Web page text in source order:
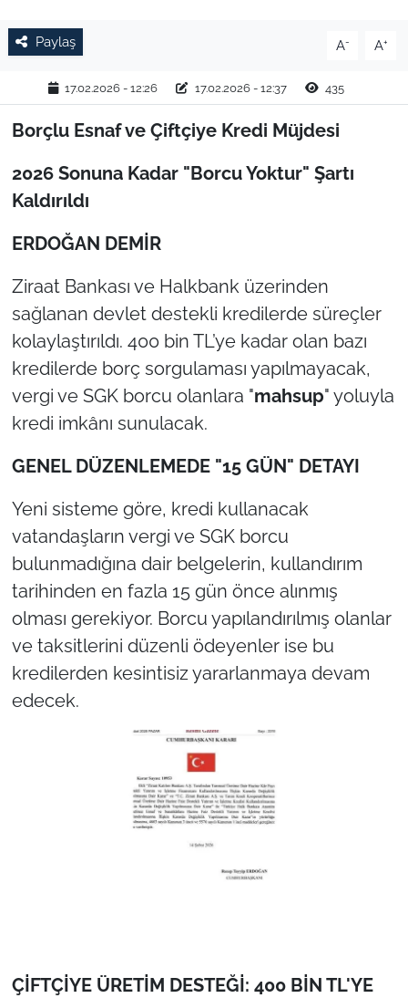
Paylaş A- A+
17.02.2026 - 12:26 17.02.2026 - 12:37 435
Borçlu Esnaf ve Çiftçiye Kredi Müjdesi
2026 Sonuna Kadar "Borcu Yoktur" Şartı
Kaldırıldı
ERDOĞAN DEMİR
Ziraat Bankası ve Halkbank üzerinden
sağlanan devlet destekli kredilerde süreçler
kolaylaştırıldı. 400 bin TL’ye kadar olan bazı
kredilerde borç sorgulaması yapılmayacak,
vergi ve SGK borcu olanlara "mahsup" yoluyla
kredi imkânı sunulacak.
GENEL DÜZENLEMEDE "15 GÜN" DETAYI
Yeni sisteme göre, kredi kullanacak
vatandaşların vergi ve SGK borcu
bulunmadığına dair belgelerin, kullandırım
tarihinden en fazla 15 gün önce alınmış
olması gerekiyor. Borcu yapılandırılmış olanlar
ve taksitlerini düzenli ödeyenler ise bu
kredilerden kesintisiz yararlanmaya devam
edecek.
ÇİFTÇİYE ÜRETİM DESTEĞİ: 400 BİN TL'YE
YAŞAM
EDİRNE
TEKİRDAĞ
ÇANAKKALE
TÜRKİYE
Güvenlik
Genel
Politika
Flaş Haber
Dış Haberler
İş Dünyası
Bilim Teknoloji